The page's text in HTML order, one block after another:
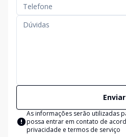
Enviar
As informações serão utilizadas
possa entrar em contato de
privacidade e termos de serviço